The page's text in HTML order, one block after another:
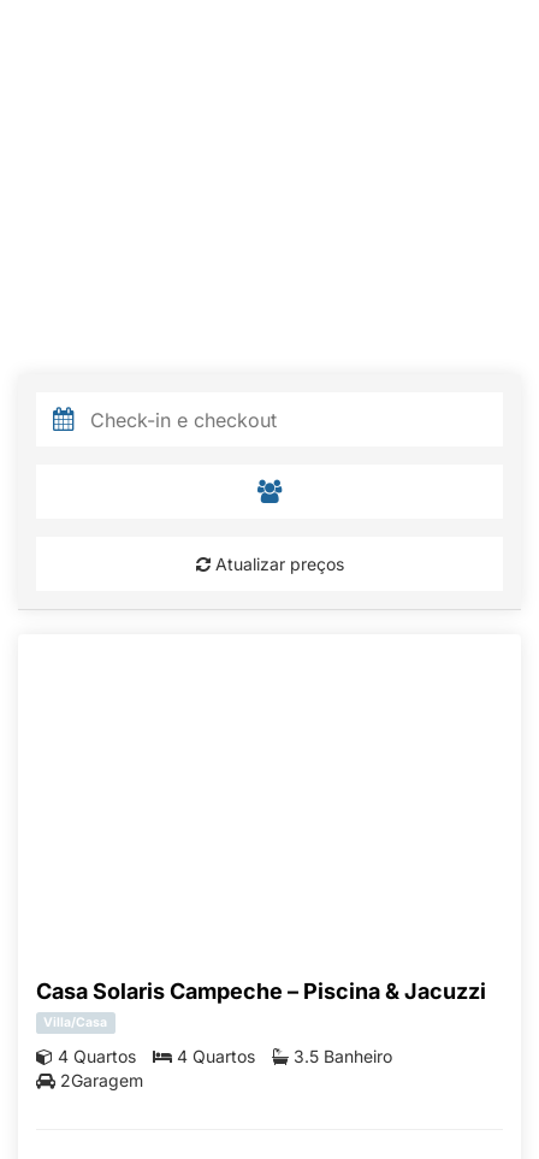
Atualizar preços
Casa Solaris Campeche – Piscina & Jacuzzi
Villa/Casa
4 Quartos 4 Quartos
3.5 Banheiro
2Garagem